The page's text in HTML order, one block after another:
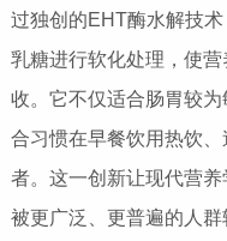
过独创的EHT酶水解技
乳糖进行软化处理，使
收。它不仅适合肠胃较
合习惯在早餐饮用热饮
者。这一创新让现代营
被更广泛、更普遍的人群